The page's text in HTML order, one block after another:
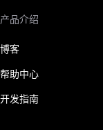
产品介绍
博客
帮助中心
开发指南